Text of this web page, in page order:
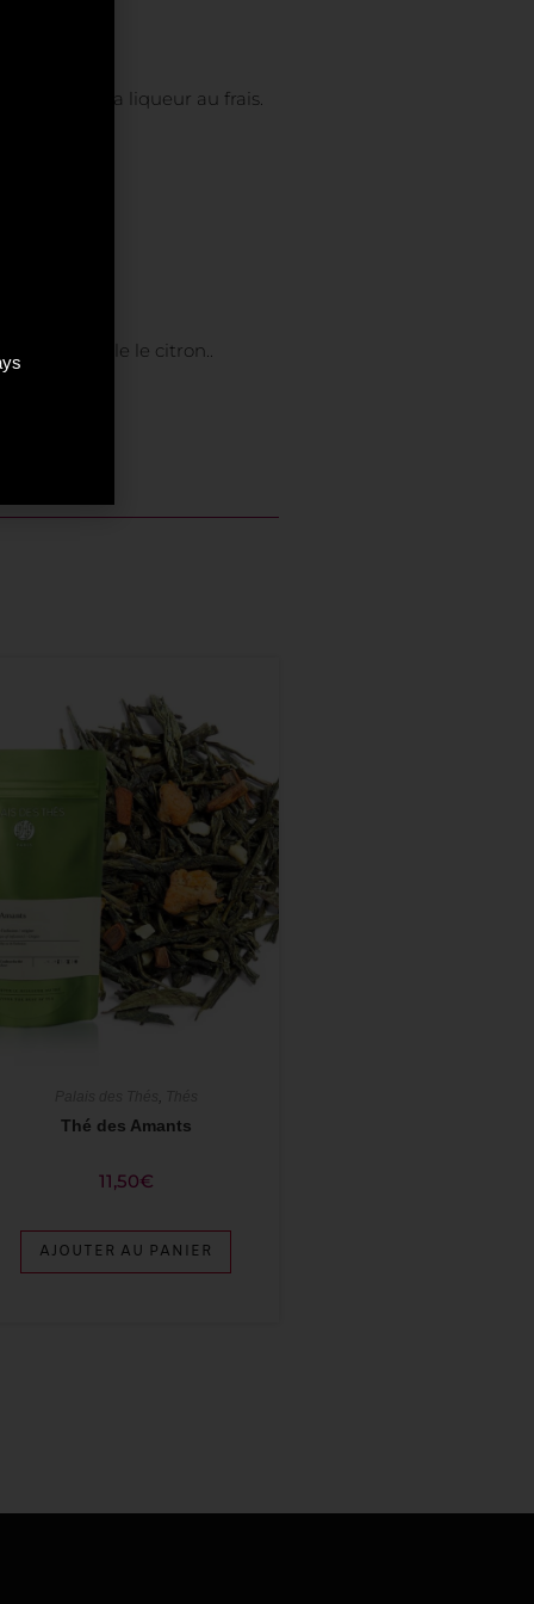
reposer la liqueur au frais.
E330*.
par exemple le citron..
,
Thé des Amants
11,50€
AJOUTER AU PANIER